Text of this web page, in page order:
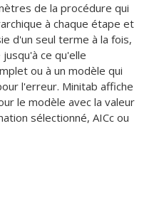
de la procédure qui
à chaque étape et
d'un seul terme à la fois,
ce qu'elle
ou à un modèle qui
l'erreur. Minitab affiche
le modèle avec la valeur
sélectionné, AICc ou